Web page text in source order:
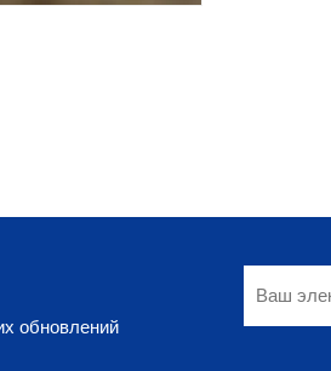
обновлений